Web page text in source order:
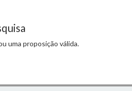
uma proposição válida.